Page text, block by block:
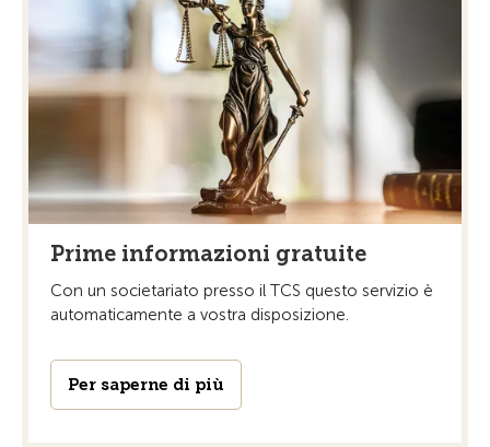
Prime informazioni gratuite
Con un societariato presso il TCS questo servizio è
automaticamente a vostra disposizione.
Per saperne di più